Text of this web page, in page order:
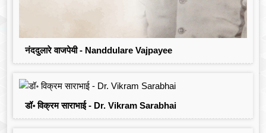
नंददुलारे वाजपेयी - Nanddulare Vajpayee
डॉ॰ विक्रम साराभाई - Dr. Vikram Sarabhai